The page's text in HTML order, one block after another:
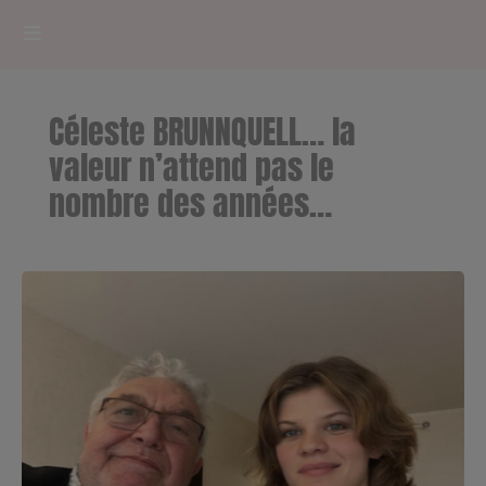
RADIOPLAYER
CK RADIO Line-up
PODCASTS
CONCOURS
Contact
Céleste BRUNNQUELL… la
valeur n’attend pas le
nombre des années…